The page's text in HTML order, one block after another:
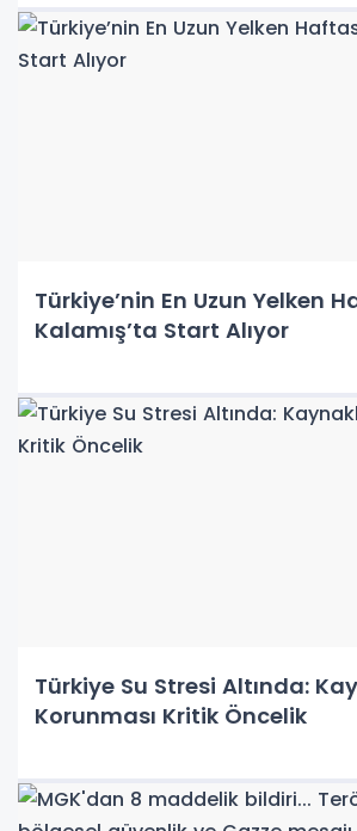
Türkiye’nin En Uzun Yelken
Kalamış’ta Start Alıyor
Türkiye Su Stresi Altında:
Korunması Kritik Öncelik